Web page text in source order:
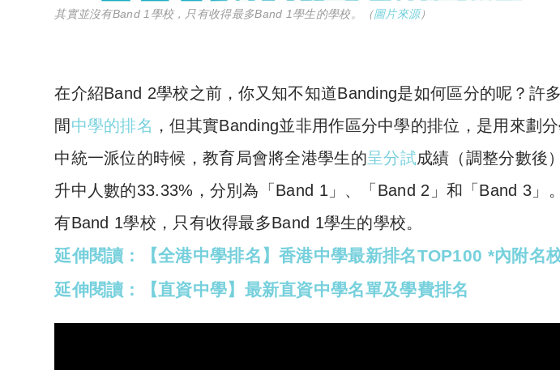
其實並沒有Band 1學校，只有收得最多Band 1學生的學校。（圖片來源）
在介紹Band 2學校之前，你又知不知道Banding是如何區分的呢？許
間 中學的排名 ，但其實Banding並非用作區分中學的排位，是用來劃
中統一派位的時候，教育局會將全港學生的呈分試成績（調整分數後
升中人數的33.33%，分別為「Band 1」、「Band 2」和「Band 3」
有Band 1學校，只有收得最多Band 1學生的學校。
延伸閱讀：【全港中學排名】香港中學最新排名TOP100 *內附名
延伸閱讀：【直資中學】最新直資中學名單及學費排名